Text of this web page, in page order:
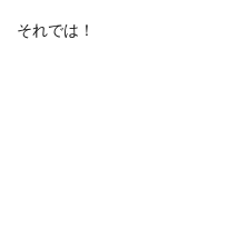
それでは！